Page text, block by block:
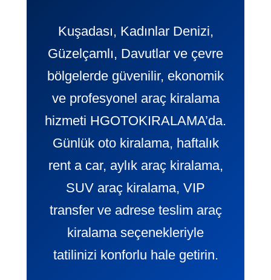
Kuşadası, Kadınlar Denizi,
Güzelçamlı, Davutlar ve çevre
bölgelerde güvenilir, ekonomik
ve profesyonel araç kiralama
hizmeti HGOTOKIRALAMA’da.
Günlük oto kiralama, haftalık
rent a car, aylık araç kiralama,
SUV araç kiralama, VIP
transfer ve adrese teslim araç
kiralama seçenekleriyle
tatilinizi konforlu hale getirin.